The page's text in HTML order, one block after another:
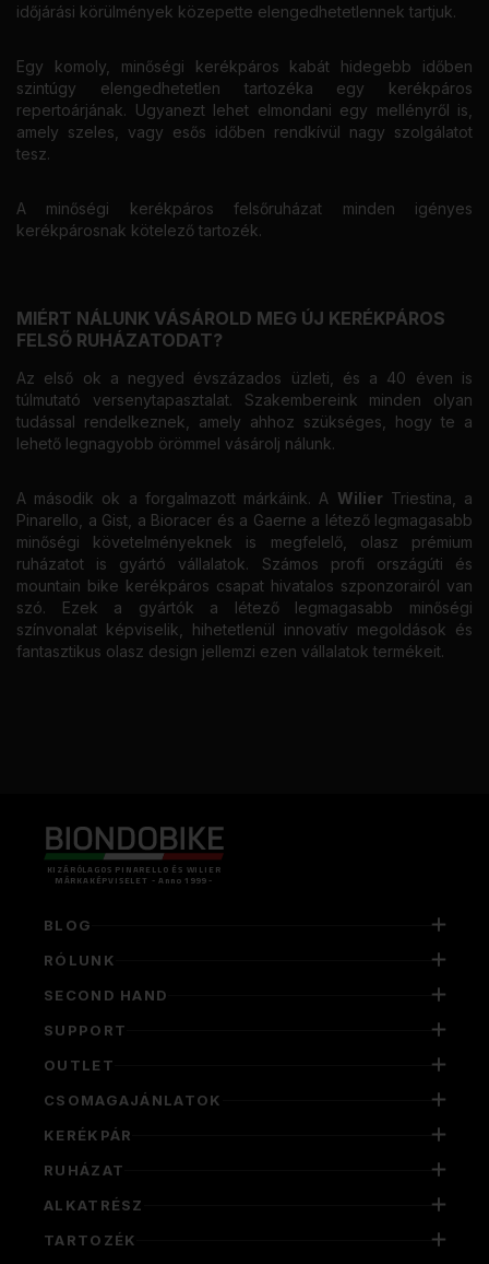
időjárási körülmények közepette elengedhetetlennek tartjuk.
Egy komoly, minőségi kerékpáros kabát hidegebb időben
szintúgy elengedhetetlen tartozéka egy kerékpáros
repertoárjának. Ugyanezt lehet elmondani egy mellényről is,
amely szeles, vagy esős időben rendkívül nagy szolgálatot
tesz.
A minőségi kerékpáros felsőruházat minden igényes
kerékpárosnak kötelező tartozék.
MIÉRT NÁLUNK VÁSÁROLD MEG ÚJ KERÉKPÁROS
FELSŐ RUHÁZATODAT?
Az első ok a negyed évszázados üzleti, és a 40 éven is
túlmutató versenytapasztalat. Szakembereink minden olyan
tudással rendelkeznek, amely ahhoz szükséges, hogy te a
lehető legnagyobb örömmel vásárolj nálunk.
A második ok a forgalmazott márkáink. A Wilier Triestina, a
Pinarello, a Gist, a Bioracer és a Gaerne a létező legmagasabb
minőségi követelményeknek is megfelelő, olasz prémium
ruházatot is gyártó vállalatok. Számos profi országúti és
mountain bike kerékpáros csapat hivatalos szponzorairól van
szó. Ezek a gyártók a létező legmagasabb minőségi
színvonalat képviselik, hihetetlenül innovatív megoldások és
fantasztikus olasz design jellemzi ezen vállalatok termékeit.
KIZÁRÓLAGOS PINARELLO ÉS WILIER
MÁRKAKÉPVISELET - Anno 1999 -
BLOG
RÓLUNK
SECOND HAND
SUPPORT
OUTLET
CSOMAGAJÁNLATOK
KERÉKPÁR
RUHÁZAT
ALKATRÉSZ
TARTOZÉK